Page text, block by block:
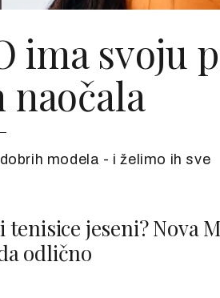
ima svoju
naočala
modela - i želimo ih sve
jeseni? Nova
odlično